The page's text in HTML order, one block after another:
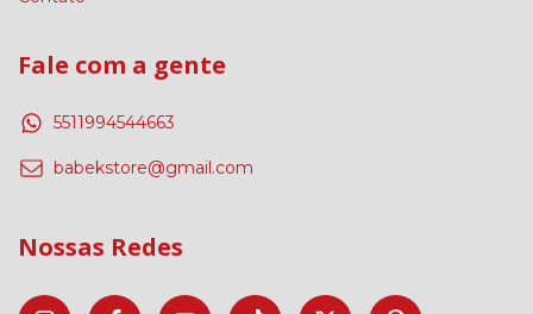
Fale com a gente
5511994544663
babekstore@gmail.com
Nossas Redes